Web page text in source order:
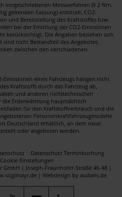
vorgeschriebenen Messverfahren (§ 2 Nrn.
geltenden Fassung) ermittelt. CO2-
und Bereitstellung des Kraftstoffes bzw.
bei der Emittlung der CO2-Emissionen
berücksichtigt. Die Angaben beziehen sich
nicht Bestandteil des Angebotes,
zwischen den verschiedenen
eines Fahrzeugs hängen nicht
Kraftstoffs durch das Fahrzeug ab,
und anderen nichttechnischen
Erderwärmung hauptsächlich
für den Kraftstoffverbrauch und die
Personenkraftfahrzeugmodelle
Deutschland erhältlich, an dem neue
oder angeboten werden.
Datenschutz Terminbuchung
Cookie Einstellungen
| Joseph-Fraunhofer-Straße 46-48 |
stiglmayr.de | Webdesign by audaris.de